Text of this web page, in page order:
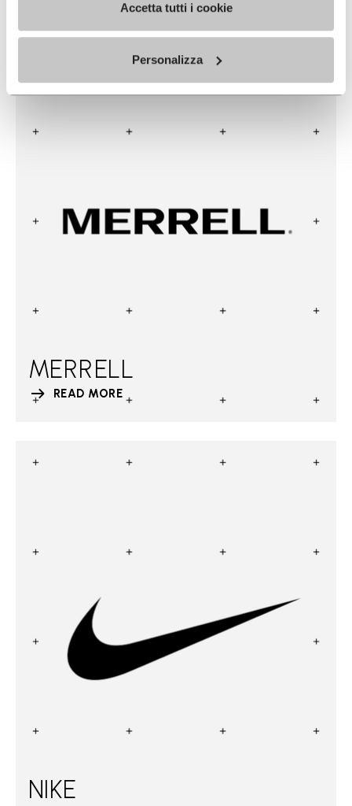
Accetta tutti i cookie
Personalizza
MERRELL
READ MORE
NIKE